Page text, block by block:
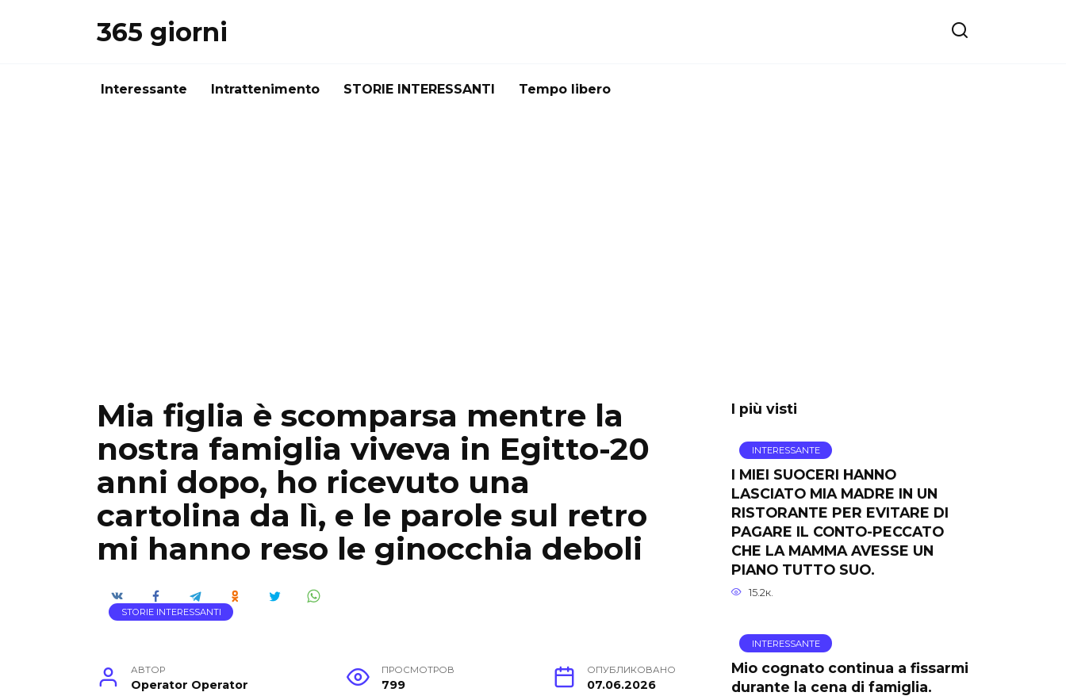
365 giorni
Interessante Intrattenimento STORIE INTERESSANTI Tempo libero
Mia figlia è scomparsa mentre la
nostra famiglia viveva in Egitto-20
anni dopo, ho ricevuto una
cartolina da lì, e le parole sul retro
mi hanno reso le ginocchia deboli
STORIE INTERESSANTI
АВТОР
Operator Operator
ПРОСМОТРОВ
799
ОПУБЛИКОВАНО
07.06.2026
I più visti
INTERESSANTE
I MIEI SUOCERI HANNO
LASCIATO MIA MADRE IN UN
RISTORANTE PER EVITARE DI
PAGARE IL CONTO-PECCATO
CHE LA MAMMA AVESSE UN
PIANO TUTTO SUO.
15.2к.
INTERESSANTE
Mio cognato continua a fissarmi
durante la cena di famiglia.